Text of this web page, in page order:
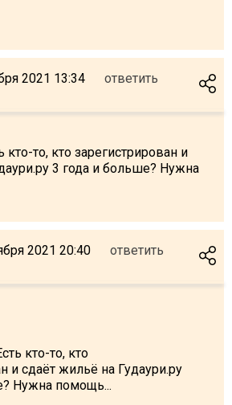
2021 13:34 ответить
кто-то, кто зарегистрирован и
3 года и больше? Нужна
2021 20:40 ответить
кто-то, кто
и сдаёт жильё на Гудаури.ру
Нужна помощь...